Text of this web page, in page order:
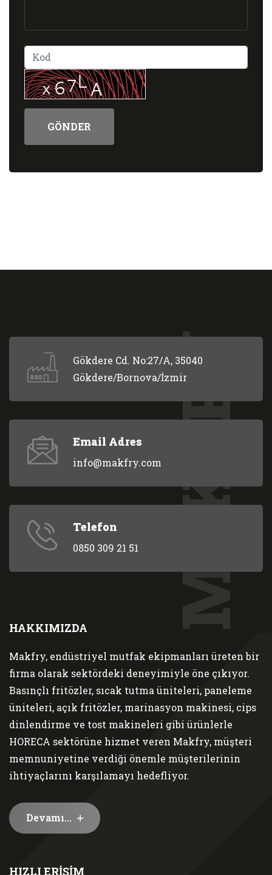
GÖNDER
MAKFRY
Gökdere Cd. No:27/A, 35040
Gökdere/Bornova/İzmir
Email Adres
info@makfry.com
Telefon
0850 309 21 51
HAKKIMIZDA
Makfry, endüstriyel mutfak ekipmanları üreten bir
firma olarak sektördeki deneyimiyle öne çıkıyor.
Basınçlı fritözler, sıcak tutma üniteleri, paneleme
üniteleri, açık fritözler, marinasyon makinesi, cips
dinlendirme ve tost makineleri gibi ürünlerle
HORECA sektörüne hizmet veren Makfry, müşteri
memnuniyetine verdiği önemle müşterilerinin
ihtiyaçlarını karşılamayı hedefliyor.
Devamı...
HIZLI ERİŞİM